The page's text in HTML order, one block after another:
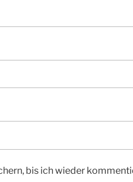
bis ich wieder